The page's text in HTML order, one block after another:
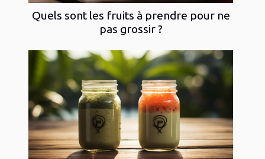
Quels sont les fruits à prendre pour ne
pas grossir ?